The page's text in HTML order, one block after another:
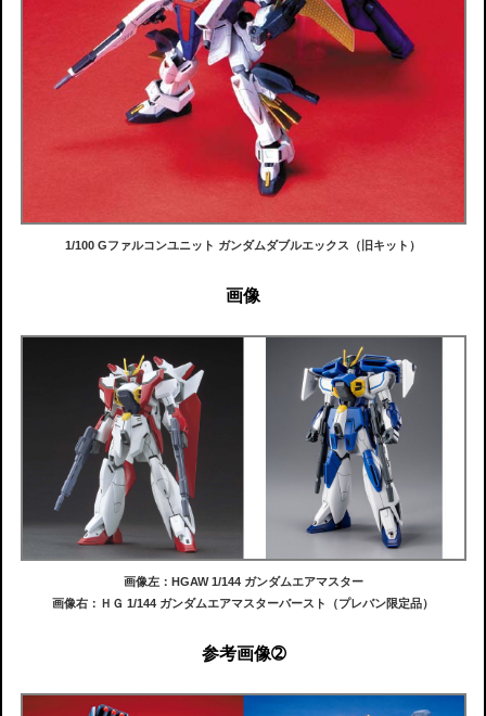
1/100 Gファルコンユニット ガンダムダブルエックス（旧キット）
画像
画像左：HGAW 1/144 ガンダムエアマスター
画像右：ＨＧ 1/144 ガンダムエアマスターバースト（プレバン限定品）
参考画像➁